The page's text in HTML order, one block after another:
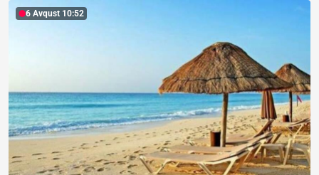
6 Avqust 10:52